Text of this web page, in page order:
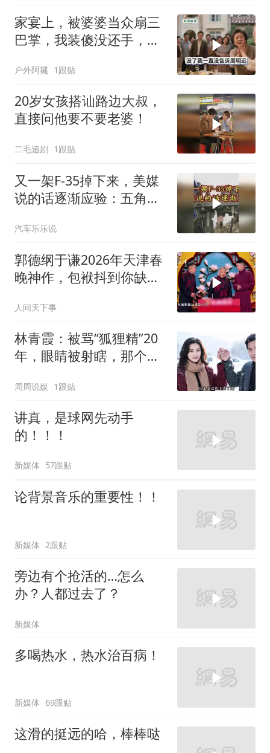
家宴上，被婆婆当众扇三
巴掌，我装傻没还手，悄
夫全家10人被新户主请出
家门
户外阿毽 1跟贴
20岁女孩搭讪路边大叔，
直接问他要不要老婆！
二毛追剧 1跟贴
又一架F-35掉下来，美媒
说的话逐渐应验：五角大
汽车乐乐说
郭德纲于谦2026年天津春
晚神作，包袱抖到你缺氧
人间天下事
林青霞：被骂“狐狸精”20
年，眼睛被射瞎，那个男
钱？”
周周说娱 1跟贴
讲真，是球网先动手
的！！！
新媒体 57跟贴
论背景音乐的重要性！！
新媒体 2跟贴
旁边有个抢活的…怎么
办？人都过去了？
新媒体
多喝热水，热水治百病！
新媒体 69跟贴
这滑的挺远的哈，棒棒哒